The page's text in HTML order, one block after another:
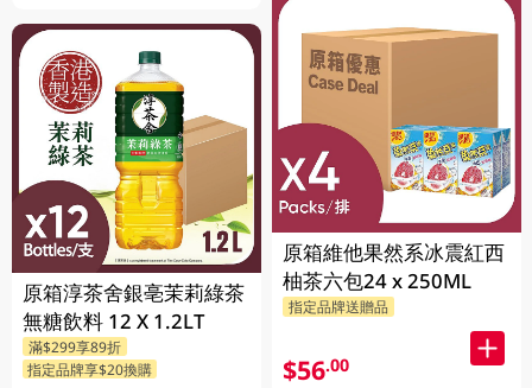
原箱淳茶舍銀亳茉莉綠茶
無糖飲料 12 X 1.2LT
滿$299享89折
指定品牌享$20換購
原箱維他果然系冰震紅西
柚茶六包24 x 250ML
指定品牌送贈品
$56.00